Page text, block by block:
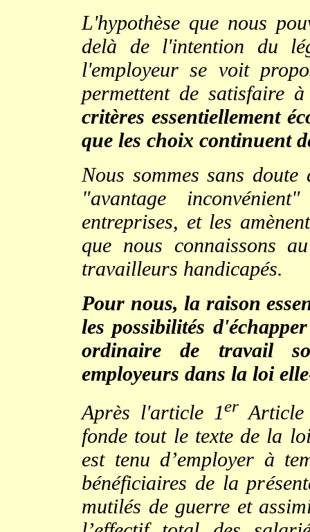
L'hypothèse que nous
delà de l'intention du
l'employeur se voit
permettent de satisfaire
critères essentiellement
que les choix continuent
Nous sommes sans
"avantage
entreprises, et les
que nous connaissons
travailleurs handicapés.
Pour nous, la raison
les possibilités
ordinaire de travail
employeurs dans la loi
Après l'article 1erArticle
fonde tout le texte de la
est tenu d’employer à
bénéficiaires de la
mutilés de guerre et